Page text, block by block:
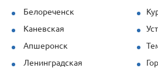
Белореченск
Каневская
Апшеронск
Ленинградская